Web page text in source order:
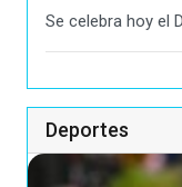
Se celebra hoy el
Deportes